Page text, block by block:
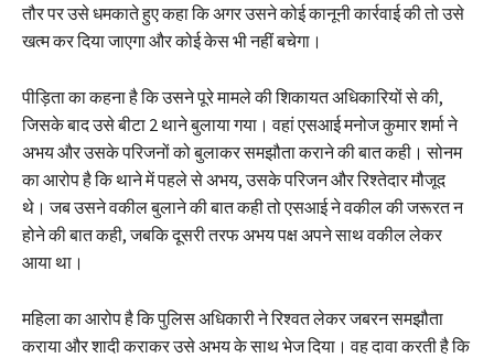
तौर पर उसे धमकाते हुए कहा कि अगर उसने कोई कानूनी कार्रवाई की तो उसे
खत्म कर दिया जाएगा और कोई केस भी नहीं बचेगा।
पीड़िता का कहना है कि उसने पूरे मामले की शिकायत अधिकारियों से की,
जिसके बाद उसे बीटा 2 थाने बुलाया गया। वहां एसआई मनोज कुमार शर्मा ने
अभय और उसके परिजनों को बुलाकर समझौता कराने की बात कही। सोनम
का आरोप है कि थाने में पहले से अभय, उसके परिजन और रिश्तेदार मौजूद
थे। जब उसने वकील बुलाने की बात कही तो एसआई ने वकील की जरूरत न
होने की बात कही, जबकि दूसरी तरफ अभय पक्ष अपने साथ वकील लेकर
आया था।
महिला का आरोप है कि पुलिस अधिकारी ने रिश्वत लेकर जबरन समझौता
कराया और शादी कराकर उसे अभय के साथ भेज दिया। वह दावा करती है कि